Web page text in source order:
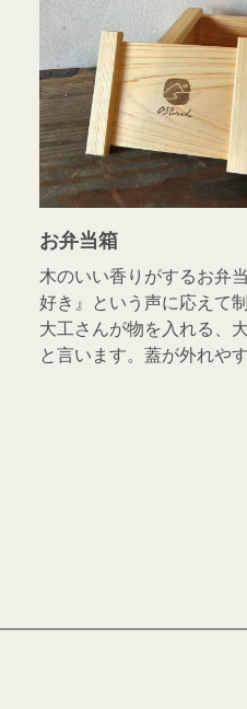
お弁当箱
木のいい香りがするお弁
好き』という声に応えて
大工さんが物を入れる、
と言います。蓋が外れや